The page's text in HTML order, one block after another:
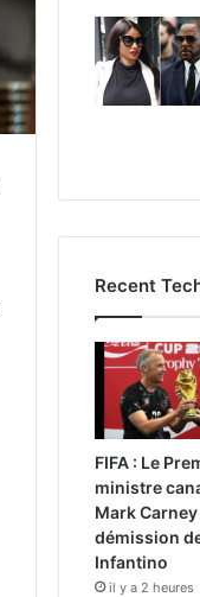
Recent
FIFA : Le
ministre
Mark
démission
Infantino
il y a 2 heures